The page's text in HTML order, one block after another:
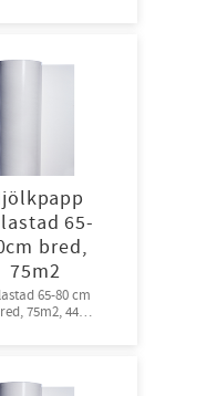
65-
bred,
75m2
65-80 cm
75m2, 44